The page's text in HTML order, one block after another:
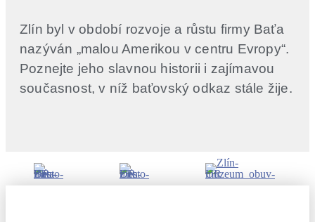
Zlín byl v období rozvoje a růstu firmy Baťa
nazýván „malou Amerikou v centru Evropy“.
Poznejte jeho slavnou historii i zajímavou
současnost, v níž baťovský odkaz stále žije.